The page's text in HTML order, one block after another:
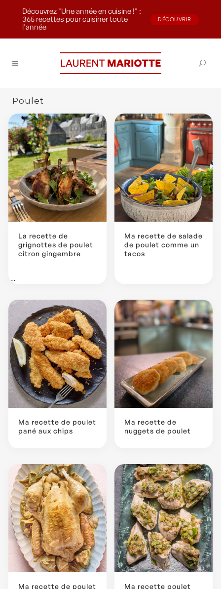
Découvrez "Une année en cuisine !" :
365 recettes pour cuisiner toute
l'année
DÉCOUVRIR
Poulet
La recette de
grignottes de poulet
citron gingembre
...
Ma recette de salade
de poulet comme un
tacos
Ma recette de poulet
pané aux chips
Ma recette de
nuggets de poulet
Ma recette de poulet
Ma recette poulet